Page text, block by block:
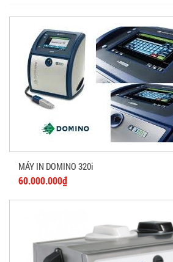
MÁY IN DOMINO 320i
60.000.000₫